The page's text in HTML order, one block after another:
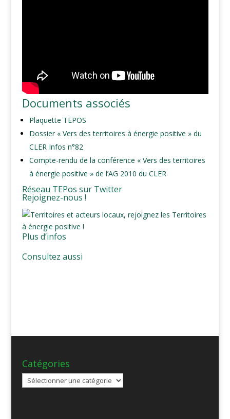
Documents associés
Plaquette TEPOS
Dossier « Vers des territoires à énergie positive » du
CLER Infos n°82
Compte-rendu de la conférence « Vers des territoires
à énergie positive » de l’AG 2010 du CLER
Réseau TEPos sur Twitter
Rejoignez-nous !
Plus d’infos
Consultez aussi
Catégories
Catégories